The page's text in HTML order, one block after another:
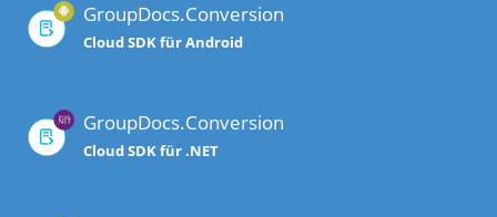
GroupDocs.Conversion
Cloud SDK für Android
GroupDocs.Conversion
Cloud SDK für .NET